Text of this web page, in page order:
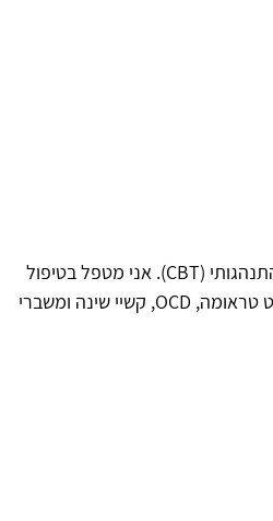
(
CBT). אני מטפל בטיפול
טראומה, OCD, קשיי שינה ומשברי